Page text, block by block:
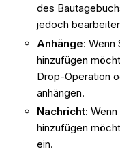
des
jedoch
Anhänge: Wenn
hinzufügen
Drop-Operation
anhängen.
Nachricht:
hinzufügen
ein.